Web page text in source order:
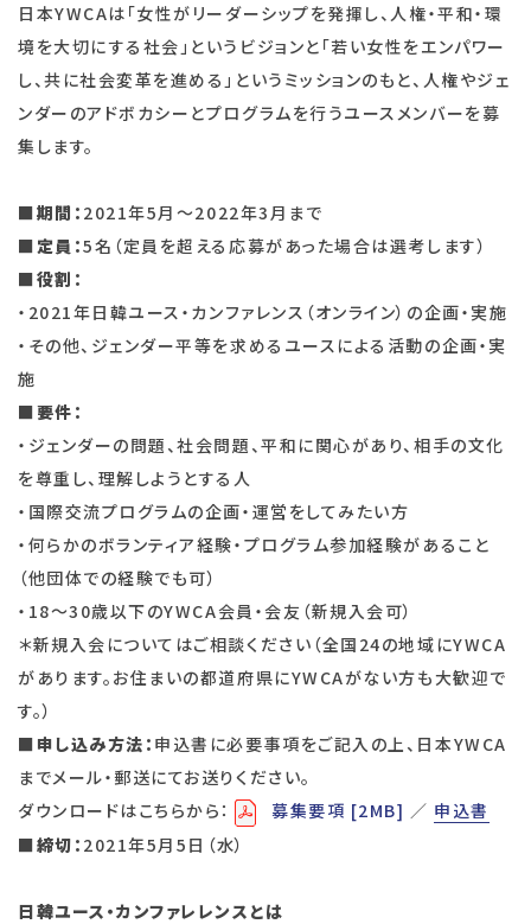
⽇本YWCAは「⼥性がリーダーシップを発揮し、⼈権・平和・環
境を⼤切にする社会」というビジョンと「若い⼥性をエンパワー
し、共に社会変⾰を進める」というミッションのもと、⼈権やジェ
ンダーのアドボカシーとプログラムを⾏うユースメンバーを募
集します。
■期間： 2021年5月～2022年3月まで
■定員：5名（定員を超える応募があった場合は選考します）
■役割：
・2021年日韓ユース・カンファレンス（オンライン）の企画・実施
・その他、ジェンダー平等を求めるユースによる活動の企画・実
施
■要件：
・ジェンダーの問題、社会問題、平和に関心があり、相手の文化
を尊重し、理解しようとする人
・国際交流プログラムの企画・運営をしてみたい方
・何らかのボランティア経験・プログラム参加経験があること
（他団体での経験でも可）
・18～30歳以下のYWCA会員・会友（新規入会可）
＊新規入会についてはご相談ください（全国24の地域にYWCA
があります。お住まいの都道府県にYWCAがない方も大歓迎で
す。）
■ 申し込み方法： 申込書に必要事項をご記入の上、日本YWCA
までメール・郵送にてお送りください。
ダウンロードはこちらから：
募集要項 [2MB] ／ 申込書
■締切： 2021年5月5日（水）
日韓ユース・カンファレレンスとは